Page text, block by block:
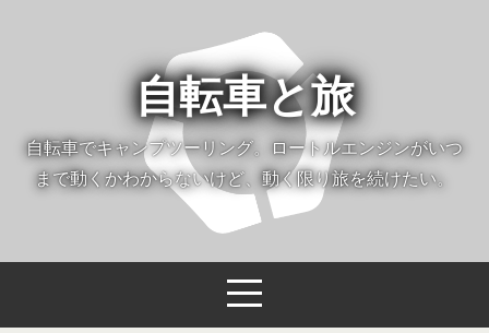
自転車と旅
自転車でキャンプツーリング。ロートルエンジンがいつ
まで動くかわからないけど、動く限り旅を続けたい。